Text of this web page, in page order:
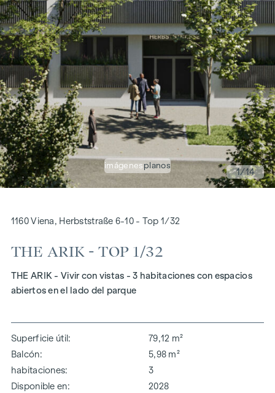
imágenes planos
1/14
1160 Viena, Herbststraße 6-10 - Top 1/32
THE ARIK - TOP 1/32
THE ARIK - Vivir con vistas - 3 habitaciones con espacios
abiertos en el lado del parque
Superficie útil
79,12 m²
Balcón
5,98 m²
habitaciones
3
Disponible en
2028